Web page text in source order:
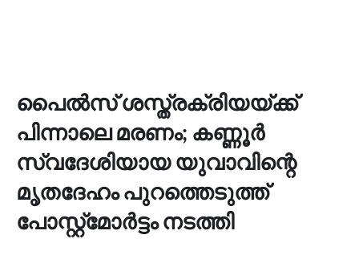
പൈല്‍സ് ശസ്ത്രക്രിയയ്ക്ക്
പിന്നാലെ മരണം; കണ്ണൂർ
സ്വദേശിയായ യുവാവിന്റെ
മൃതദേഹം പുറത്തെടുത്ത്
പോസ്റ്റ്മോര്‍ട്ടം നടത്തി